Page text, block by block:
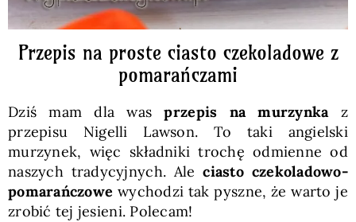
Przepis na proste ciasto czekoladowe z
pomarańczami
Dziś mam dla wasprzepis na murzynkaz
przepisu Nigelli Lawson. To taki angielski
murzynek, więc składniki trochę odmienne od
naszych tradycyjnych. Aleciasto czekoladowo-
pomarańczowe wychodzi tak pyszne, że warto je
zrobić tej jesieni. Polecam!